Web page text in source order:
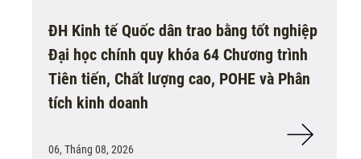
ĐH Kinh tế Quốc dân trao bằng tốt nghiệp
Đại học chính quy khóa 64 Chương trình
Tiên tiến, Chất lượng cao, POHE và Phân
tích kinh doanh
06, Tháng 08, 2026